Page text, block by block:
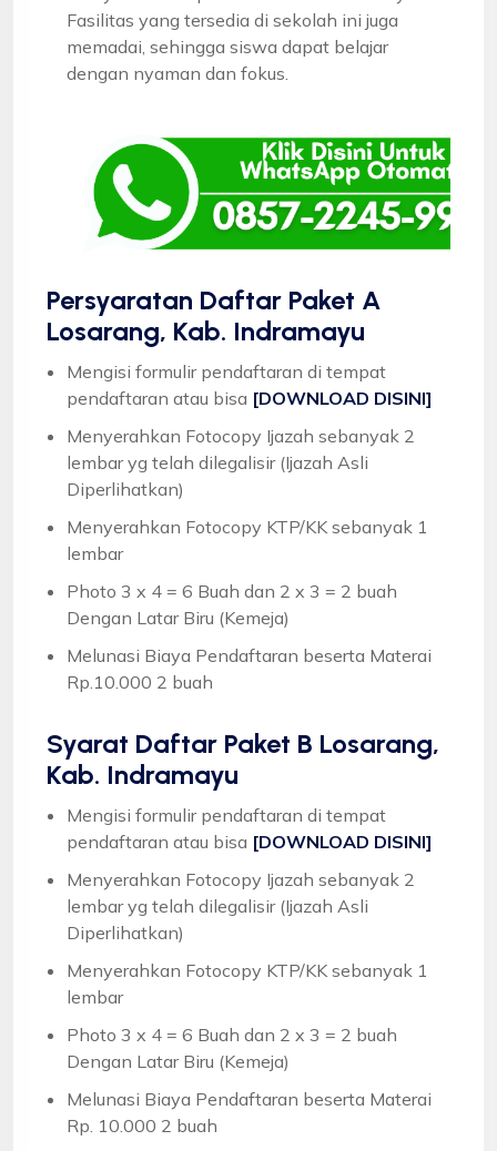
Fasilitas yang tersedia di sekolah ini juga
memadai, sehingga siswa dapat belajar
dengan nyaman dan fokus.
Persyaratan Daftar Paket A
Losarang, Kab. Indramayu
Mengisi formulir pendaftaran di tempat
pendaftaran atau bisa [DOWNLOAD DISINI]
Menyerahkan Fotocopy Ijazah sebanyak 2
lembar yg telah dilegalisir (Ijazah Asli
Diperlihatkan)
Menyerahkan Fotocopy KTP/KK sebanyak 1
lembar
Photo 3 x 4 = 6 Buah dan 2 x 3 = 2 buah
Dengan Latar Biru (Kemeja)
Melunasi Biaya Pendaftaran beserta Materai
Rp.10.000 2 buah
Syarat Daftar Paket B Losarang,
Kab. Indramayu
Mengisi formulir pendaftaran di tempat
pendaftaran atau bisa [DOWNLOAD DISINI]
Menyerahkan Fotocopy Ijazah sebanyak 2
lembar yg telah dilegalisir (Ijazah Asli
Diperlihatkan)
Menyerahkan Fotocopy KTP/KK sebanyak 1
lembar
Photo 3 x 4 = 6 Buah dan 2 x 3 = 2 buah
Dengan Latar Biru (Kemeja)
Melunasi Biaya Pendaftaran beserta Materai
Rp. 10.000 2 buah